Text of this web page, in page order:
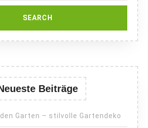
Beiträge
Garten – stilvolle Gartendeko